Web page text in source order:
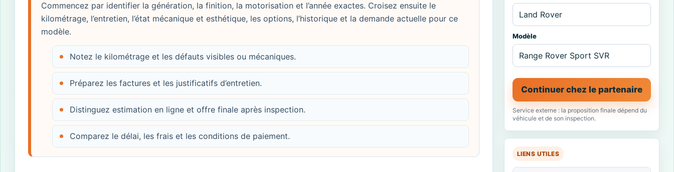
Commencez par identifier la génération, la finition, la motorisation et l’année exactes. Croisez ensuite le
kilométrage, l’entretien, l’état mécanique et esthétique, les options, l’historique et la demande actuelle pour ce
modèle.
Notez le kilométrage et les défauts visibles ou mécaniques.
Préparez les factures et les justificatifs d’entretien.
Distinguez estimation en ligne et offre finale après inspection.
Comparez le délai, les frais et les conditions de paiement.
Modèle
Continuer chez le partenaire
Service externe : la proposition finale dépend du
véhicule et de son inspection.
LIENS UTILES